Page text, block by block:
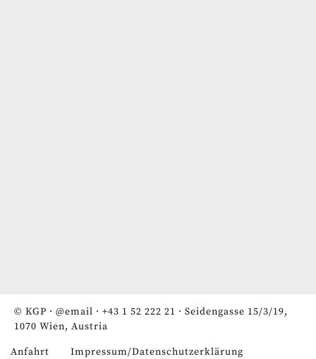
© KGP · @email · +43 1 52 222 21 · Seidengasse 15/3/19,
1070 Wien, Austria
Anfahrt Impressum/Datenschutzerklärung